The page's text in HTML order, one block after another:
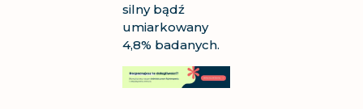
silny bądź
umiarkowany
4,8% badanych.